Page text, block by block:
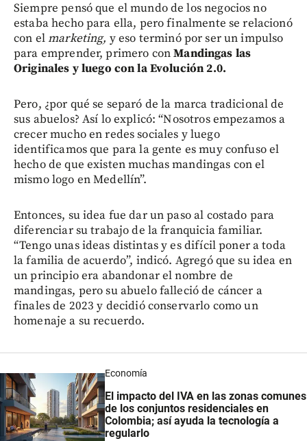
Siempre pensó que el mundo de los negocios no
estaba hecho para ella, pero finalmente se relacionó
con elmarketing, y eso terminó por ser un impulso
para emprender, primero conMandingas las
Originales y luego con la Evolución 2.0.
Pero, ¿por qué se separó de la marca tradicional de
sus abuelos? Así lo explicó: “Nosotros empezamos a
crecer mucho en redes sociales y luego
identificamos que para la gente es muy confuso el
hecho de que existen muchas mandingas con el
mismo logo en Medellín”.
Entonces, su idea fue dar un paso al costado para
diferenciar su trabajo de la franquicia familiar.
“Tengo unas ideas distintas y es difícil poner a toda
la familia de acuerdo”, indicó. Agregó que su idea en
un principio era abandonar el nombre de
mandingas, pero su abuelo falleció de cáncer a
finales de 2023 y decidió conservarlo como un
homenaje a su recuerdo.
Economía
El impacto del IVA en las zonas comunes
de los conjuntos residenciales en
Colombia; así ayuda la tecnología a
regularlo